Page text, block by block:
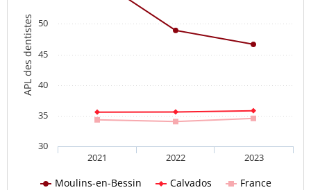
APL des dentistes
Moulins-en-Bessin Calvados France
2021 2022 2023
30
35
40
45
50